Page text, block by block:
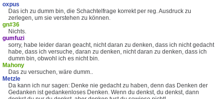
oxpus
Das ich zu dumm bin, die Schachtelfrage korrekt per reg. Ausdruck zu
zerlegen, um sie verstehen zu können.
gn#36
Nichts.
gumfuzi
sorry, habe leider daran geacht, nicht daran zu denken, dass ich nicht gedacht
habe, dass ich versuche, daran zu denken, nicht daran zu denken, dass ich
dumm bin, obwohl ich es nicht bin.
Mahony
Das zu versuchen, wäre dumm..
Metzle
Da kann ich nur sagen: Denke nie gedacht zu haben, denn das Denken der
Gedanken ist gedankenloses Denken. Wenn du denkst, du denkst, dann